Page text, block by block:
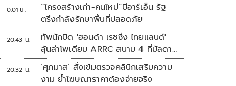
0:01 น.
“โครงสร้างเก่า-คนใหม่”บีอาร์เอ็น รัฐ
ตรึงกำลังรักษาพื้นที่ปลอดภัย
20:43 น.
ทัพนักบิด 'ฮอนด้า เรซซิ่ง ไทยแลนด์'
ลุ้นล่าโพเดียม ARRC สนาม 4 ที่มัลดาลิ
กา
20:32 น.
‘ศุภมาส’ สั่งเข้มตรวจคลินิกเสริมความ
งาม ย้ำโฆษณาราคาต้องจ่ายจริง